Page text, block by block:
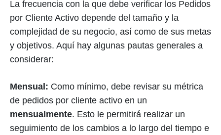
La frecuencia con la que debe verificar los Pedidos
por Cliente Activo depende del tamaño y la
complejidad de su negocio, así como de sus metas
y objetivos. Aquí hay algunas pautas generales a
considerar:
Mensual: Como mínimo, debe revisar su métrica
de pedidos por cliente activo en un
mensualmente. Esto le permitirá realizar un
seguimiento de los cambios a lo largo del tiempo e